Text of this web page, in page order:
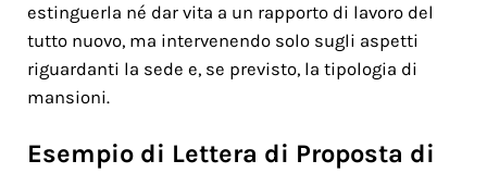
estinguerla né dar vita a un rapporto di lavoro del
tutto nuovo, ma intervenendo solo sugli aspetti
riguardanti la sede e, se previsto, la tipologia di
mansioni.
Esempio di Lettera di Proposta di